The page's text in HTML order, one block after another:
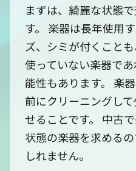
まずは、綺麗な状態
す。 楽器は長年使用
ズ、シミが付くことも
使っていない楽器で
能性もあります。 楽
前にクリーニングし
せることです。 中古
状態の楽器を求める
しれません。